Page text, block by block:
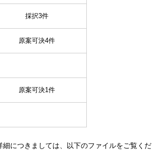
採択3件
原案可決4件
原案可決1件
につきましては、以下のファイルをご覧くだ